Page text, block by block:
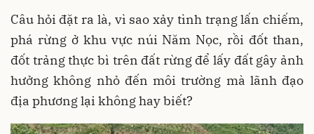
Câu hỏi đặt ra là, vì sao xảy tình trạng lấn chiếm,
phá rừng ở khu vực núi Năm Nọc, rồi đốt than,
đốt trảng thực bì trên đất rừng để lấy đất gây ảnh
hưởng không nhỏ đến môi trường mà lãnh đạo
địa phương lại không hay biết?